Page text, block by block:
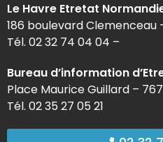
Le Havre Etretat
186 boulevard Clemenceau
Tél. 02 32 74 04 04 –
Bureau d’information
Place Maurice Guillard –
Tél. 02 35 27 05 21